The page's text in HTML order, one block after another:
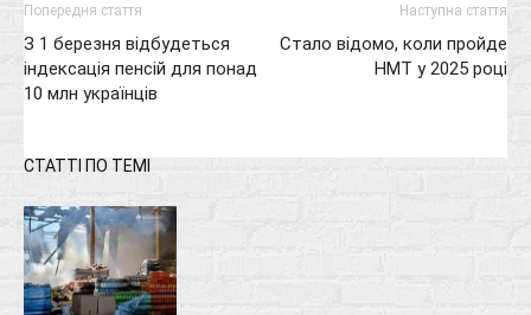
Попередня стаття
З 1 березня відбудеться
індексація пенсій для понад
10 млн українців
Наступна стаття
Стало відомо, коли пройде
НМТ у 2025 році
СТАТТІ ПО ТЕМІ